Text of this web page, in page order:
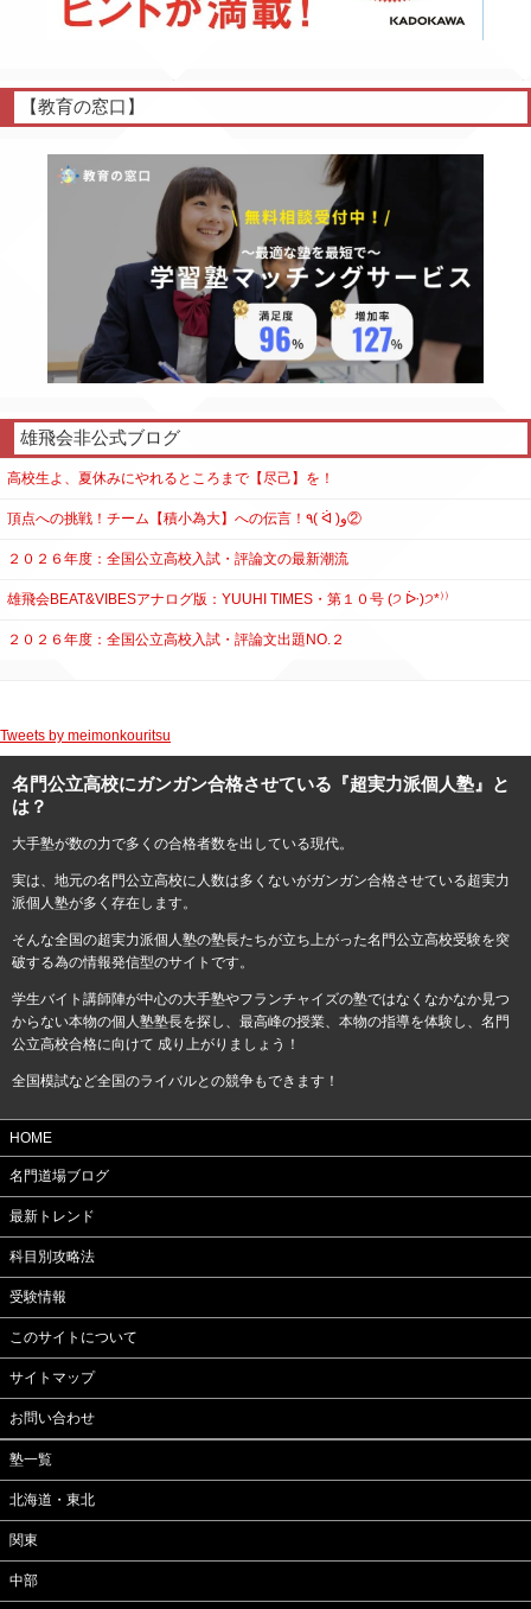
【教育の窓口】
雄飛会非公式ブログ
高校生よ、夏休みにやれるところまで【尽己】を！
頂点への挑戦！チーム【積小為大】への伝言！٩( ᐛ )و②
２０２６年度：全国公立高校入試・評論文の最新潮流
雄飛会BEAT&VIBESアナログ版：YUUHI TIMES・第１０号 (੭ ᐕ)੭*⁾⁾
２０２６年度：全国公立高校入試・評論文出題NO.２
Tweets by meimonkouritsu
名門公立高校にガンガン合格させている『超実力派個人塾』と
は？
大手塾が数の力で多くの合格者数を出している現代。
実は、地元の名門公立高校に人数は多くないがガンガン合格させている超実力
派個人塾が多く存在します。
そんな全国の超実力派個人塾の塾長たちが立ち上がった名門公立高校受験を突
破する為の情報発信型のサイトです。
学生バイト講師陣が中心の大手塾やフランチャイズの塾ではなくなかなか見つ
からない本物の個人塾塾長を探し、最高峰の授業、本物の指導を体験し、名門
公立高校合格に向けて 成り上がりましょう！
全国模試など全国のライバルとの競争もできます！
HOME
名門道場ブログ
最新トレンド
科目別攻略法
受験情報
このサイトについて
サイトマップ
お問い合わせ
塾一覧
北海道・東北
関東
中部